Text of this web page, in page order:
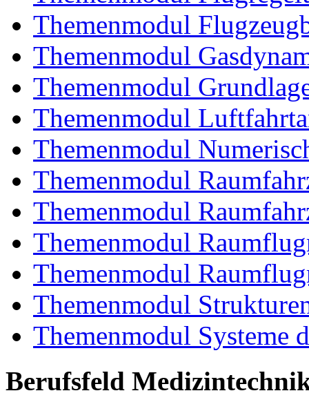
Themenmodul
Themenmodul
Themenmodul
Themenmodul
Themenmodul
Themenmodul
Themenmodul
Themenmodul
Themenmodul
Themenmodul
Themenmodul Systeme
Berufsfeld